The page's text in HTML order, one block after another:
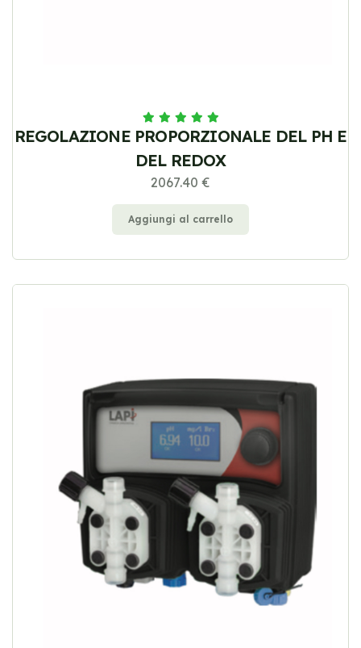
REGOLAZIONE PROPORZIONALE DEL PH E
DEL REDOX
2067.40 €
Aggiungi al carrello